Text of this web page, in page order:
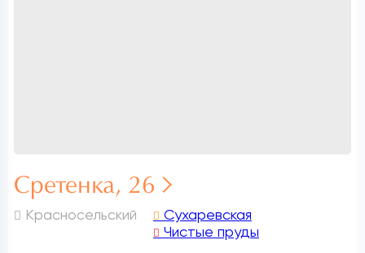
Сретенка, 26
Красносельский
Сухаревская
Чистые пруды